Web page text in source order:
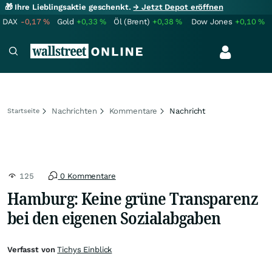
🎁 Ihre Lieblingsaktie geschenkt.→ Jetzt Depot eröffnen
DAX -0,17% Gold +0,33% Öl (Brent) +0,38% Dow Jones +0,10%
Startseite Nachrichten Kommentare Nachricht
125 0 Kommentare
Hamburg: Keine grüne Transparenz
bei den eigenen Sozialabgaben
Verfasst vonTichys Einblick